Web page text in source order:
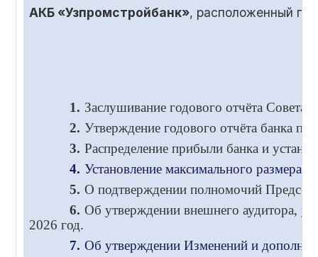
АКБ «Узпромстройбанк», расположенный по
1. Заслушивание годового отчёта
2. Утверждение годового отчёта банка по
3. Распределение прибыли банка и
4. Установление максимального размера
5. О подтверждении полномочий
6. Об утверждении внешнего аудитора,
2026 год.
7. Об утверждении Изменений и